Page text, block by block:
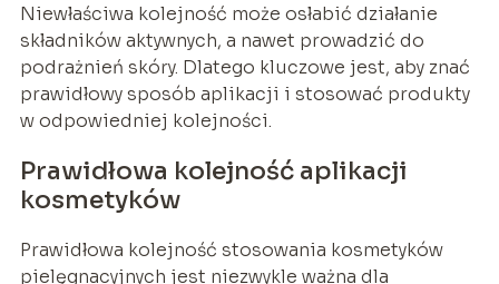
Niewłaściwa kolejność może osłabić działanie
składników aktywnych, a nawet prowadzić do
podrażnień skóry. Dlatego kluczowe jest, aby znać
prawidłowy sposób aplikacji i stosować produkty
w odpowiedniej kolejności.
Prawidłowa kolejność aplikacji
kosmetyków
Prawidłowa kolejność stosowania kosmetyków
pielęgnacyjnych jest niezwykle ważna dla